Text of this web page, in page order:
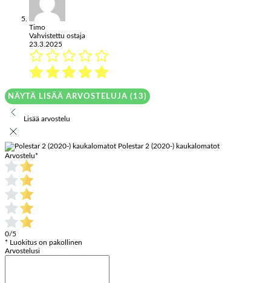
Timo
Vahvistettu ostaja
23.3.2025
NÄYTÄ LISÄÄ ARVOSTELUJA (13)
Lisää arvostelu
Polestar 2 (2020-) kaukalomatot
Arvostelu*
0/5
* Luokitus on pakollinen
Arvostelusi